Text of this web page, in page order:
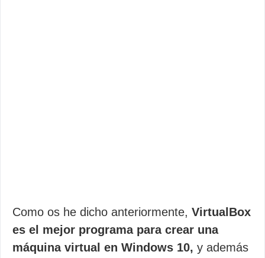
Como os he dicho anteriormente, VirtualBox
es el mejor programa para crear una
máquina virtual en Windows 10, y además